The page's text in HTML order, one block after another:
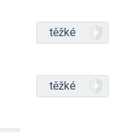
těžké
těžké